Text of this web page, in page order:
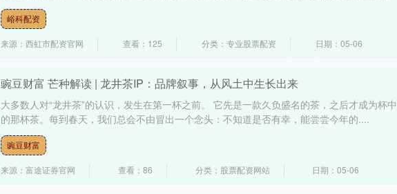
峪科配资
来源：西虹市配资官网 查看：125 分类：专业股票配资 日期：05-06
豌豆财富 芒种解读 | 龙井茶IP：品牌叙事，从风土中生长出来
大多数人对“龙井茶”的认识，发生在第一杯之前。 它先是一款久负盛名的茶，之后才成为杯中
的那杯茶。每到春天，我们总会不由冒出一个念头：不知道是否有幸，能尝尝今年的....
豌豆财富
来源：富途证券官网 查看：86 分类：股票配资网站 日期：05-06